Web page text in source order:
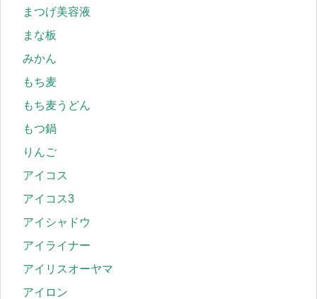
まつげ美容液
まな板
みかん
もち麦
もち麦うどん
もつ鍋
りんご
アイコス
アイコス3
アイシャドウ
アイライナー
アイリスオーヤマ
アイロン